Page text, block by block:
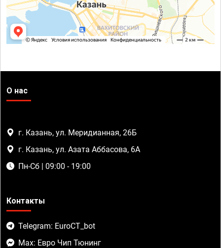
О нас
г. Казань, ул. Меридианная, 26Б
г. Казань, ул. Азата Аббасова, 6А
Пн-Сб | 09:00 - 19:00
Контакты
Telegram: EuroCT_bot
Max: Евро Чип Тюнинг